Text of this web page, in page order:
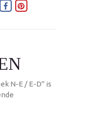
N-E / E-D" is